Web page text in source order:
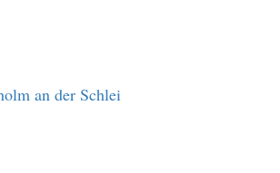
an der Schlei